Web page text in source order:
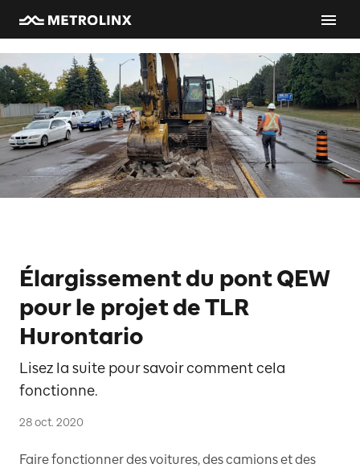
Élargissement du pont QEW
pour le projet de TLR
Hurontario
Lisez la suite pour savoir comment cela
fonctionne.
28 oct. 2020
Faire fonctionner des voitures, des camions et des